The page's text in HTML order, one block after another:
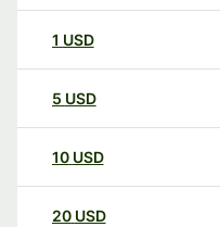
1 USD
5 USD
10 USD
20 USD